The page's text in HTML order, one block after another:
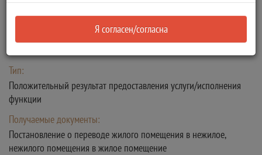
переводе жилого помещения в нежилое
или нежилого помещения в жилое
Тип:
Положительный результат предоставления услуги/исполнения
функции
Получаемые документы:
Постановление о переводе жилого помещения в нежилое,
нежилого помещения в жилое помещение
Я согласен/согласна